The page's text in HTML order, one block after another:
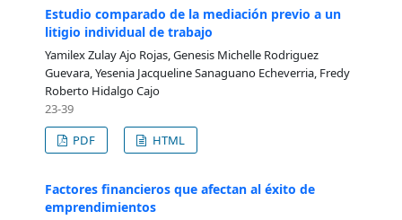
Estudio comparado de la mediación previo a un
litigio individual de trabajo
Yamilex Zulay Ajo Rojas, Genesis Michelle Rodriguez
Guevara, Yesenia Jacqueline Sanaguano Echeverria, Fredy
Roberto Hidalgo Cajo
23-39
PDF
HTML
Factores financieros que afectan al éxito de
emprendimientos